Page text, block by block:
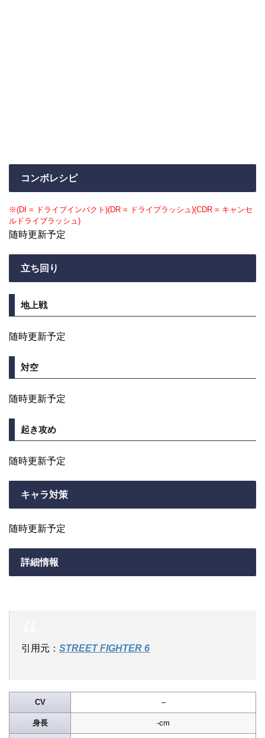
コンボレシピ
※(DI = ドライブインパクト)(DR = ドライブラッシュ)(CDR = キャンセ
ルドライブラッシュ)
随時更新予定
立ち回り
地上戦
随時更新予定
対空
随時更新予定
起き攻め
随時更新予定
キャラ対策
随時更新予定
詳細情報
引用元： STREET FIGHTER 6
CV –
身長 -cm